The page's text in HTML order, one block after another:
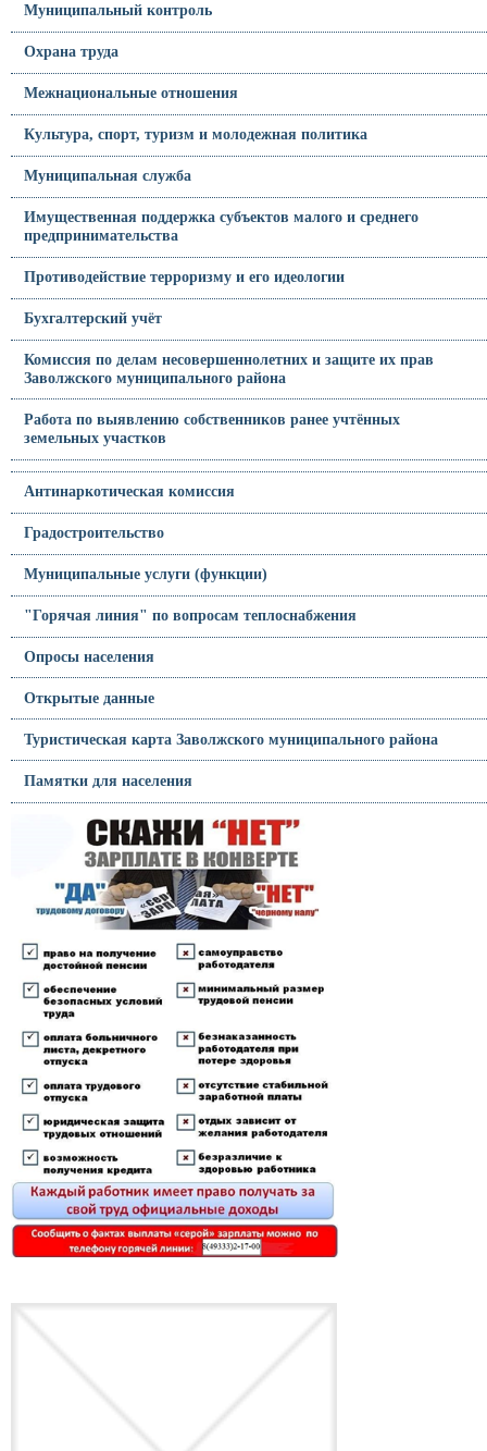
Муниципальный контроль
Охрана труда
Межнациональные отношения
Культура, спорт, туризм и молодежная политика
Муниципальная служба
Имущественная поддержка субъектов малого и среднего
предпринимательства
Противодействие терроризму и его идеологии
Бухгалтерский учёт
Комиссия по делам несовершеннолетних и защите их прав
Заволжского муниципального района
Работа по выявлению собственников ранее учтённых
земельных участков
Антинаркотическая комиссия
Градостроительство
Муниципальные услуги (функции)
"Горячая линия" по вопросам теплоснабжения
Опросы населения
Открытые данные
Туристическая карта Заволжского муниципального района
Памятки для населения